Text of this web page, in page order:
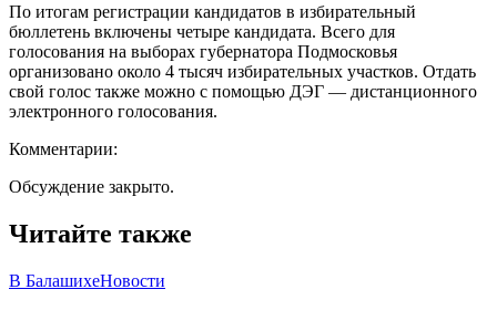
По итогам регистрации кандидатов в избирательный
бюллетень включены четыре кандидата. Всего для
голосования на выборах губернатора Подмосковья
организовано около 4 тысяч избирательных участков. Отдать
свой голос также можно с помощью ДЭГ — дистанционного
электронного голосования.
Комментарии:
Обсуждение закрыто.
Читайте также
В БалашихеНовости